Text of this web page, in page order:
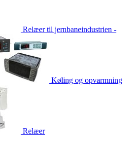
Relæer til jernbaneindustrien -
Køling og opvarmning
Relæer